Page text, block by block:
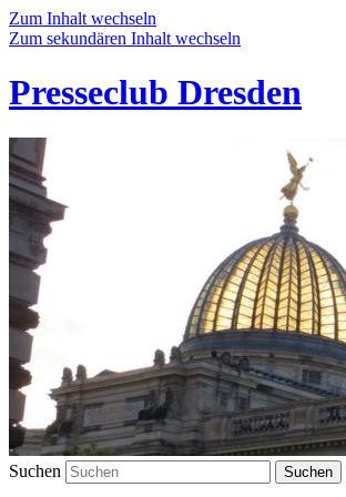
Zum Inhalt wechseln
Zum sekundären Inhalt wechseln
Presseclub Dresden
Suchen